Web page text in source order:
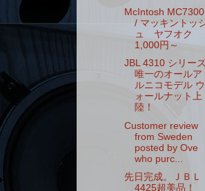
McIntosh MC7300
/ マッキントッ
ュ ヤフオク
1,000円～
JBL 4310 シリー
唯一のオールア
ルニコモデル ウ
ォールナット上
陸！
Customer review
from Sweden
posted by Ove
who purc...
先日完成。ＪＢＬ
4425超美品！